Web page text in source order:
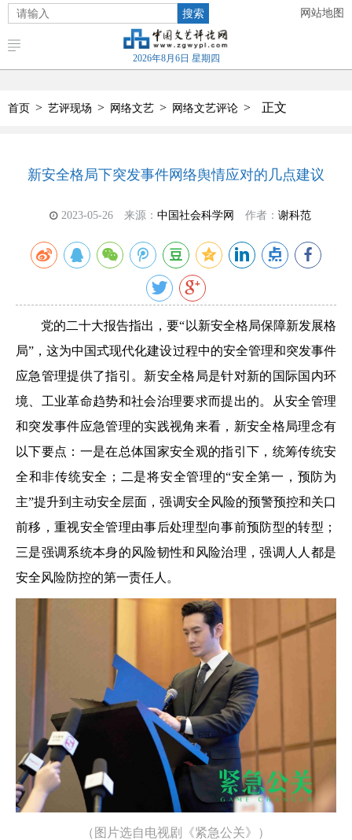
搜索 网站地图
2026年8月6日 星期四
首页 > 艺评现场 > 网络文艺 > 网络文艺评论 > 正文
新安全格局下突发事件网络舆情应对的几点建议
2023-05-26 来源： 中国社会科学网 作者： 谢科范
党的二十大报告指出，要“以新安全格局保障新发展格
局”，这为中国式现代化建设过程中的安全管理和突发事件
应急管理提供了指引。新安全格局是针对新的国际国内环
境、工业革命趋势和社会治理要求而提出的。从安全管理
和突发事件应急管理的实践视角来看，新安全格局理念有
以下要点：一是在总体国家安全观的指引下，统筹传统安
全和非传统安全；二是将安全管理的“安全第一，预防为
主”提升到主动安全层面，强调安全风险的预警预控和关口
前移，重视安全管理由事后处理型向事前预防型的转型；
三是强调系统本身的风险韧性和风险治理，强调人人都是
安全风险防控的第一责任人。
（图片选自电视剧《紧急公关》）